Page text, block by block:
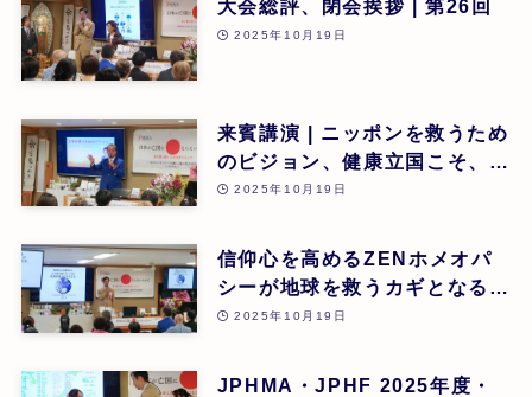
大会総評、閉会挨拶 | 第26回
2025年10月19日
来賓講演 | ニッポンを救うため
のビジョン、健康立国こそ、日
本再生の道 | 吉野敏明(医療法
ック 院長) | 第26回
2025年10月19日
信仰心を高めるZENホメオパ
シーが地球を救うカギとなる |
道繁良 | 第26回
2025年10月19日
JPHMA・JPHF 2025年度・